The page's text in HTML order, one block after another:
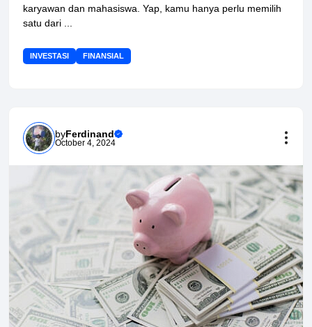
karyawan dan mahasiswa. Yap, kamu hanya perlu memilih
satu dari ...
INVESTASI FINANSIAL
byFerdinand
October 4, 2024